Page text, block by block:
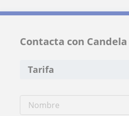
Contacta con Candela
Tarifa